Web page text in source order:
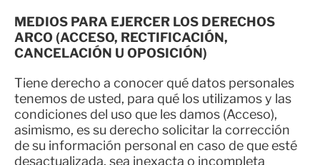
MEDIOS PARA EJERCER LOS DERECHOS
ARCO (ACCESO, RECTIFICACIÓN,
CANCELACIÓN U OPOSICIÓN)
Tiene derecho a conocer qué datos personales
tenemos de usted, para qué los utilizamos y las
condiciones del uso que les damos (Acceso),
asimismo, es su derecho solicitar la corrección
de su información personal en caso de que esté
desactualizada, sea inexacta o incompleta